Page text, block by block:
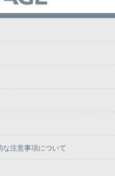
注意事項について